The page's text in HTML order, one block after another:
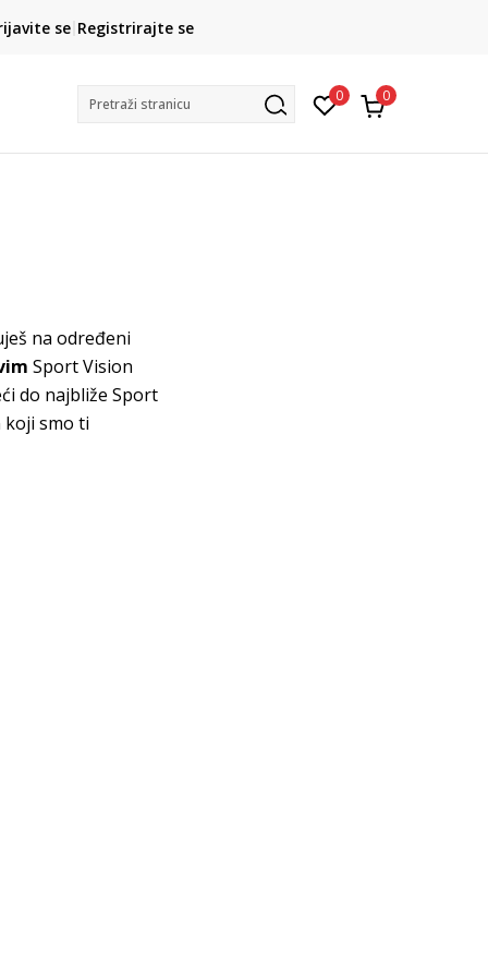
CLICK& COLLECT
besplatno preuzimanje u trgovini
se Registrirajte se
Pretraži stranicu 0 0
na određeni
Sport Vision
do najbliže Sport
smo ti